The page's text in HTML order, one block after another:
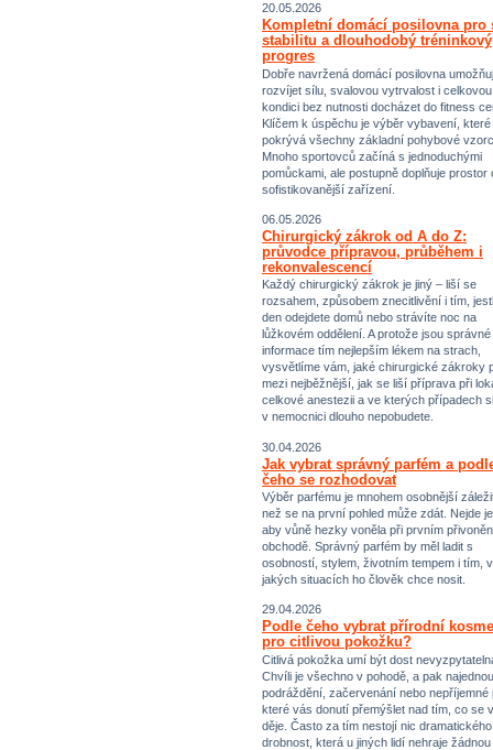
20.05.2026
Kompletní domácí posilovna pro
stabilitu a dlouhodobý tréninkový
progres
Dobře navržená domácí posilovna
rozvíjet sílu, svalovou vytrvalost i celkovou
kondici bez nutnosti docházet do fitness
Klíčem k úspěchu je výběr vybavení, které
pokrývá všechny základní pohybové
Mnoho sportovců začíná s jednoduchými
pomůckami, ale postupně doplňuje prostor
sofistikovanější zařízení.
06.05.2026
Chirurgický zákrok od A do Z:
průvodce přípravou, průběhem i
rekonvalescencí
Každý chirurgický zákrok je jiný – liší se
rozsahem, způsobem znecitlivění i tím,
den odejdete domů nebo strávíte noc na
lůžkovém oddělení. A protože jsou správné
informace tím nejlepším lékem na strach,
vysvětlíme vám, jaké chirurgické zákroky
mezi nejběžnější, jak se liší příprava při
celkové anestezii a ve kterých případech si
v nemocnici dlouho nepobudete.
30.04.2026
Jak vybrat správný parfém a
čeho se rozhodovat
Výběr parfému je mnohem osobnější
než se na první pohled může zdát. Nejde
aby vůně hezky voněla při prvním
obchodě. Správný parfém by měl ladit s
osobností, stylem, životním tempem i tím, v
jakých situacích ho člověk chce nosit.
29.04.2026
Podle čeho vybrat přírodní
pro citlivou pokožku?
Citlivá pokožka umí být dost
Chvíli je všechno v pohodě, a pak
podráždění, začervenání nebo nepříjemné
které vás donutí přemýšlet nad tím, co se
děje. Často za tím nestojí nic
drobnost, která u jiných lidí nehraje žádnou